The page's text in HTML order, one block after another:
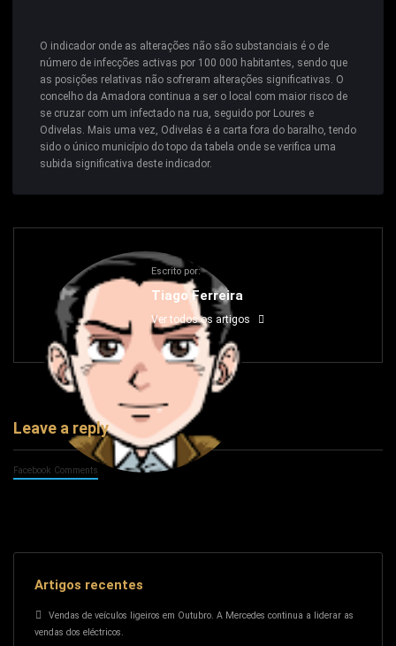
O indicador onde as alterações não são substanciais é o de
número de infecções activas por 100 000 habitantes, sendo que
as posições relativas não sofreram alterações significativas. O
concelho da Amadora continua a ser o local com maior risco de
se cruzar com um infectado na rua, seguido por Loures e
Odivelas. Mais uma vez, Odivelas é a carta fora do baralho, tendo
sido o único município do topo da tabela onde se verifica uma
subida significativa deste indicador.
Escrito por:
Tiago Ferreira
Ver todos os artigos
Leave a reply
Facebook Comments
Artigos recentes
Vendas de veículos ligeiros em Outubro. A Mercedes continua a liderar as
vendas dos eléctricos.